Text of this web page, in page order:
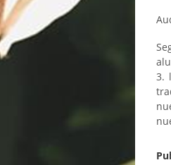
3.